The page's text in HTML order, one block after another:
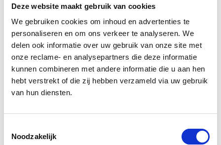
Deze website maakt gebruik van cookies
We gebruiken cookies om inhoud en advertenties te
personaliseren en om ons verkeer te analyseren. We
delen ook informatie over uw gebruik van onze site met
onze reclame- en analysepartners die deze informatie
kunnen combineren met andere informatie die u aan hen
hebt verstrekt of die zij hebben verzameld via uw gebruik
van hun diensten.
Noodzakelijk
niet bevoegd de Producten, anders dan
overeenkomstig zijn normale bedrijf en de
normale bestemming van de Producten, te
gebruiken, verkopen, af te leveren of anderszins
te vervreemden.
7.3. Klant is verplicht de Producten die onder
eigendomsvoorbehoud zijn afgeleverd zorgvuldig
8. Zekerheid